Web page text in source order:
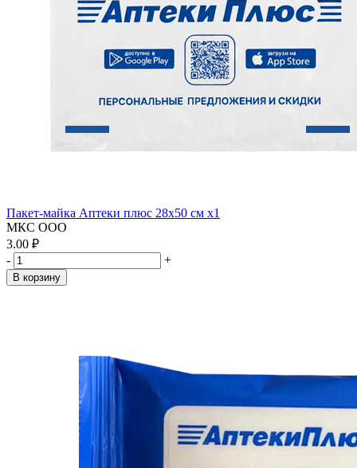
Пакет-майка Аптеки плюс 28х50 см x1
МКС ООО
3.00 ₽
-
+
В корзину